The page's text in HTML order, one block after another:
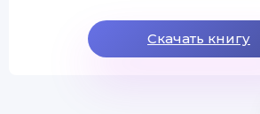
Скачать книгу